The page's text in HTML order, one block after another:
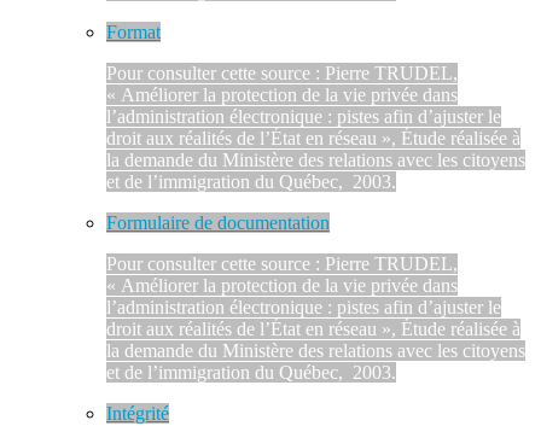
Format
Pour consulter cette source : Pierre TRUDEL,
« Améliorer la protection de la vie privée dans
l’administration électronique : pistes afin d’ajuster le
droit aux réalités de l’État en réseau », Étude réalisée à
la demande du Ministère des relations avec les citoyens
et de l’immigration du Québec, 2003.
Formulaire de documentation
Pour consulter cette source : Pierre TRUDEL,
« Améliorer la protection de la vie privée dans
l’administration électronique : pistes afin d’ajuster le
droit aux réalités de l’État en réseau », Étude réalisée à
la demande du Ministère des relations avec les citoyens
et de l’immigration du Québec, 2003.
Intégrité